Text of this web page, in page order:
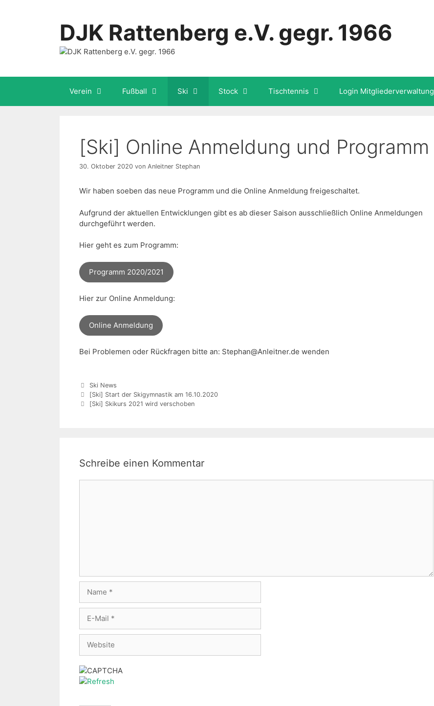
DJK Rattenberg e.V. gegr. 1966
Verein Fußball Ski Stock Tischtennis Login Mitgliederverwaltung
[Ski] Online Anmeldung und Programm
30. Oktober 2020 von Anleitner Stephan
Wir haben soeben das neue Programm und die Online Anmeldung freigeschaltet.
Aufgrund der aktuellen Entwicklungen gibt es ab dieser Saison ausschließlich Online Anmeldungen
durchgeführt werden.
Hier geht es zum Programm:
Programm 2020/2021
Hier zur Online Anmeldung:
Online Anmeldung
Bei Problemen oder Rückfragen bitte an: Stephan@Anleitner.de wenden
Kategorien
Ski News
[Ski] Start der Skigymnastik am 16.10.2020
[Ski] Skikurs 2021 wird verschoben
Schreibe einen Kommentar
Mail